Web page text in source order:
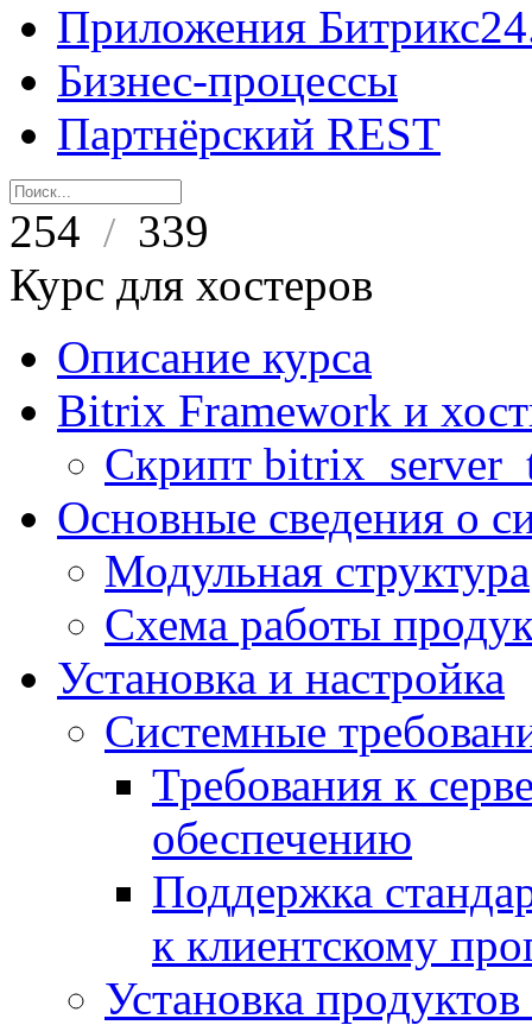
Приложения
Бизнес-процессы
Партнёрский REST
254 / 339
Курс для хостеров
Описание курса
Bitrix Framework и
Скрипт
Основные сведения о
Модульная структура
Схема работы
Установка и настройка
Системные
Требования к
обеспечению
Поддержка
к клиентскому
Установка